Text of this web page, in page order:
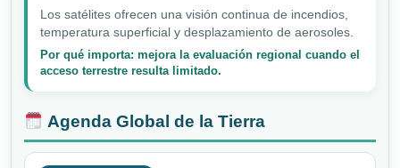
Los satélites ofrecen una visión continua de incendios,
temperatura superficial y desplazamiento de aerosoles.
Por qué importa: mejora la evaluación regional cuando el
acceso terrestre resulta limitado.
Agenda Global de la Tierra